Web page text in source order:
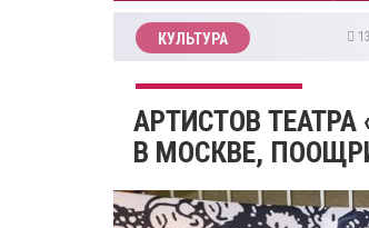
КУЛЬТУРА
АРТИСТОВ
В МОСКВЕ,